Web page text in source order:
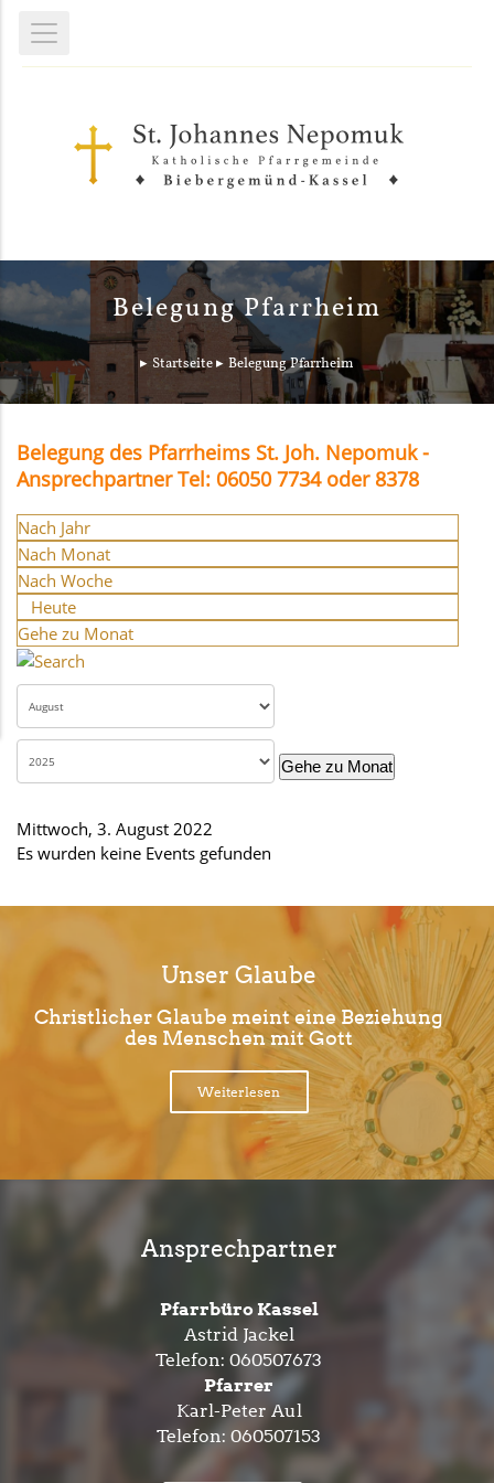
Belegung Pfarrheim
Startseite Belegung Pfarrheim
Belegung des Pfarrheims St. Joh. Nepomuk -
Ansprechpartner Tel: 06050 7734 oder 8378
Nach Jahr
Nach Monat
Nach Woche
Heute
Gehe zu Monat
Gehe zu Monat
Mittwoch, 3. August 2022
Es wurden keine Events gefunden
Unser Glaube
Christlicher Glaube meint eine Beziehung
des Menschen mit Gott
Weiterlesen
Ansprechpartner
Pfarrbüro Kassel
Astrid Jackel
Telefon: 060507673
Pfarrer
Karl-Peter Aul
Telefon: 060507153